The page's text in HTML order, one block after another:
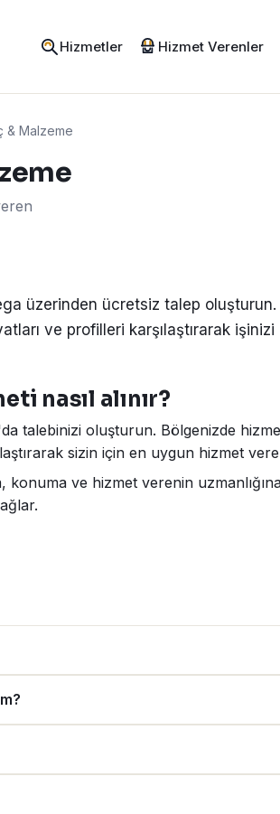
Hizmetler Hizmet Verenler
& Malzeme
üzerinden ücretsiz talep oluşturun.
ve profilleri karşılaştırarak işinizi
nasıl alınır?
talebinizi oluşturun. Bölgenizde
sizin için en uygun hizmet
konuma ve hizmet verenin